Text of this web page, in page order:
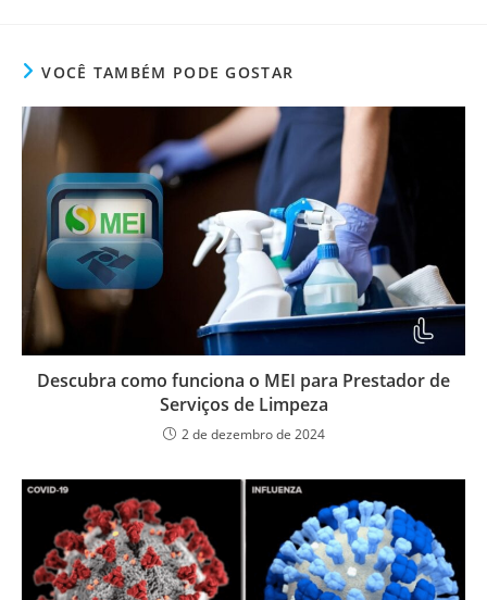
VOCÊ TAMBÉM PODE GOSTAR
Descubra como funciona o MEI para Prestador de
Serviços de Limpeza
2 de dezembro de 2024